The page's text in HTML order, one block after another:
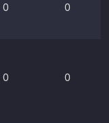
0 0
0 0